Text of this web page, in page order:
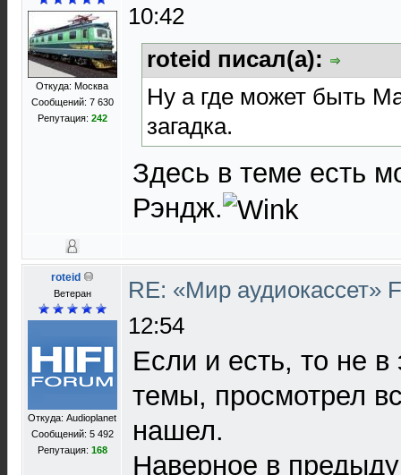
Откуда: Москва
Сообщений: 7 630
Репутация: 242
10:42
roteid писал(а):
Ну а где может быть
загадка.
Здесь в теме есть
Рэндж.
roteid
Ветеран
Откуда: Audioplanet
Сообщений: 5 492
Репутация: 168
RE: «Мир аудиокассет»
12:54
Если и есть, то не в
темы, просмотрел
нашел.
Наверное в